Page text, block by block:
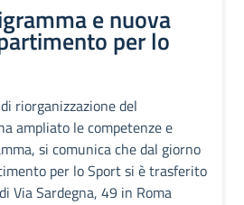
e nuova
per lo
riorganizzazione del
ampliato le competenze e
si comunica che dal giorno
per lo Sport si è trasferito
Via Sardegna, 49 in Roma